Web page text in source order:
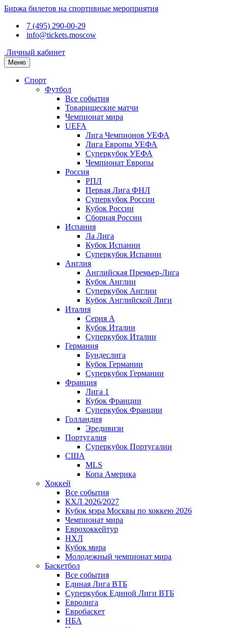
Биржа билетов на спортивные мероприятия
7 (495) 290-00-29
info@tickets.moscow
Личный кабинет
Меню
Спорт
Футбол
Все события
Товарищеские матчи
Чемпионат мира
UEFA
Лига Чемпионов УЕФА
Лига Европы УЕФА
Суперкубок УЕФА
Чемпионат Европы
Россия
РПЛ
Первая Лига ФНЛ
Суперкубок России
Кубок России
Сборная России
Испания
Ла Лига
Кубок Испании
Суперкубок Испании
Англия
Английская Премьер-Лига
Кубок Англии
Суперкубок Англии
Кубок Английской Лиги
Италия
Серия А
Кубок Италии
Суперкубок Италии
Германия
Бундеслига
Кубок Германии
Суперкубок Германии
Франция
Лига 1
Кубок Франции
Суперкубок Франции
Голландия
Эредивизи
Португалия
Суперкубок Португалии
США
MLS
Копа Америка
Хоккей
Все события
КХЛ 2026/2027
Кубок мэра Москвы по хоккею 2026
Чемпионат мира
Еврохоккейтур
НХЛ
Кубок мира
Молодежный чемпионат мира
Баскетбол
Все события
Единая Лига ВТБ
Суперкубок Единой Лиги ВТБ
Евролига
Евробаскет
НБА